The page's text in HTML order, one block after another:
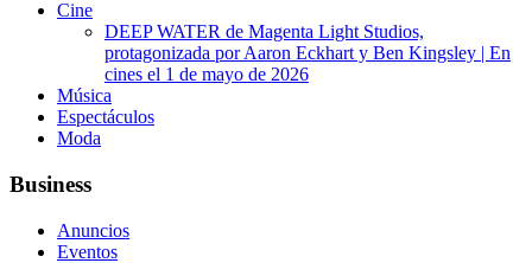
Cine
DEEP WATER de Magenta Light Studios,
protagonizada por Aaron Eckhart y Ben Kingsley | En
cines el 1 de mayo de 2026
Música
Espectáculos
Moda
Business
Anuncios
Eventos